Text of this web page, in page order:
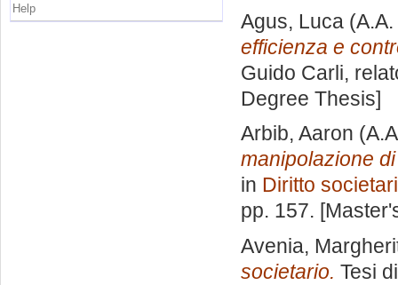
Agus, Luca
efficienza e
Guido Carli,
Degree Thesis]
Arbib, Aaron
manipolazione
in Diritto
pp. 157.
Avenia,
societario. Tesi
Help